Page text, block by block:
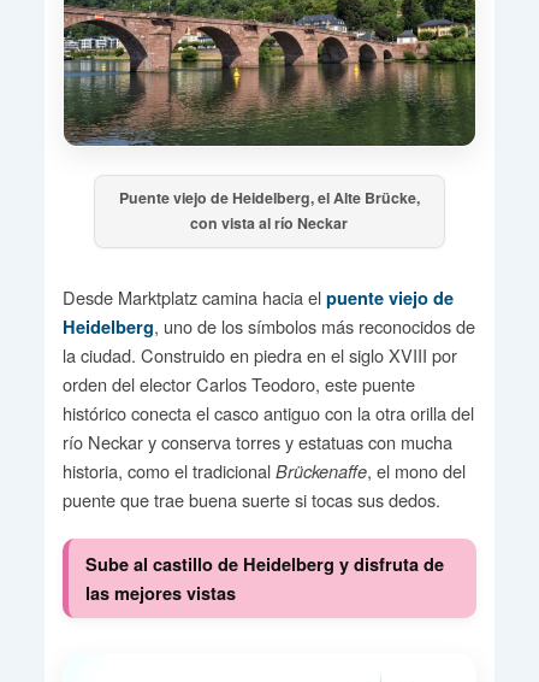
Puente viejo de Heidelberg, el Alte Brücke,
con vista al río Neckar
Desde Marktplatz camina hacia el puente viejo de
Heidelberg, uno de los símbolos más reconocidos de
la ciudad. Construido en piedra en el siglo XVIII por
orden del elector Carlos Teodoro, este puente
histórico conecta el casco antiguo con la otra orilla del
río Neckar y conserva torres y estatuas con mucha
historia, como el tradicional Brückenaffe, el mono del
puente que trae buena suerte si tocas sus dedos.
Sube al castillo de Heidelberg y disfruta de
las mejores vistas